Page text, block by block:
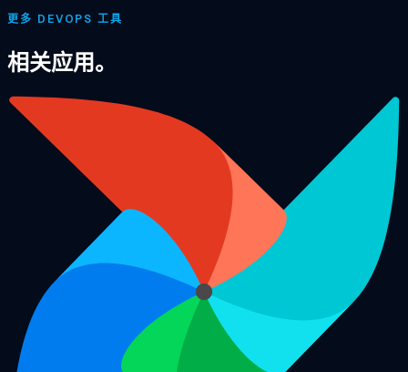
更多 DEVOPS 工具
相关应用。